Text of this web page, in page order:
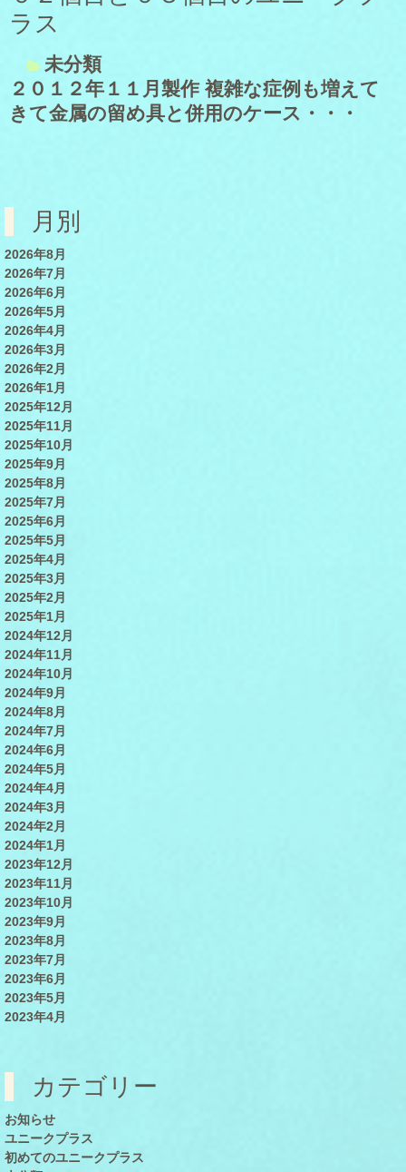
ラス
未分類
２０１２年１１月製作 複雑な症例も増えて
きて金属の留め具と併用のケース・・・
月別
2026年8月
2026年7月
2026年6月
2026年5月
2026年4月
2026年3月
2026年2月
2026年1月
2025年12月
2025年11月
2025年10月
2025年9月
2025年8月
2025年7月
2025年6月
2025年5月
2025年4月
2025年3月
2025年2月
2025年1月
2024年12月
2024年11月
2024年10月
2024年9月
2024年8月
2024年7月
2024年6月
2024年5月
2024年4月
2024年3月
2024年2月
2024年1月
2023年12月
2023年11月
2023年10月
2023年9月
2023年8月
2023年7月
2023年6月
2023年5月
2023年4月
カテゴリー
お知らせ
ユニークプラス
初めてのユニークプラス